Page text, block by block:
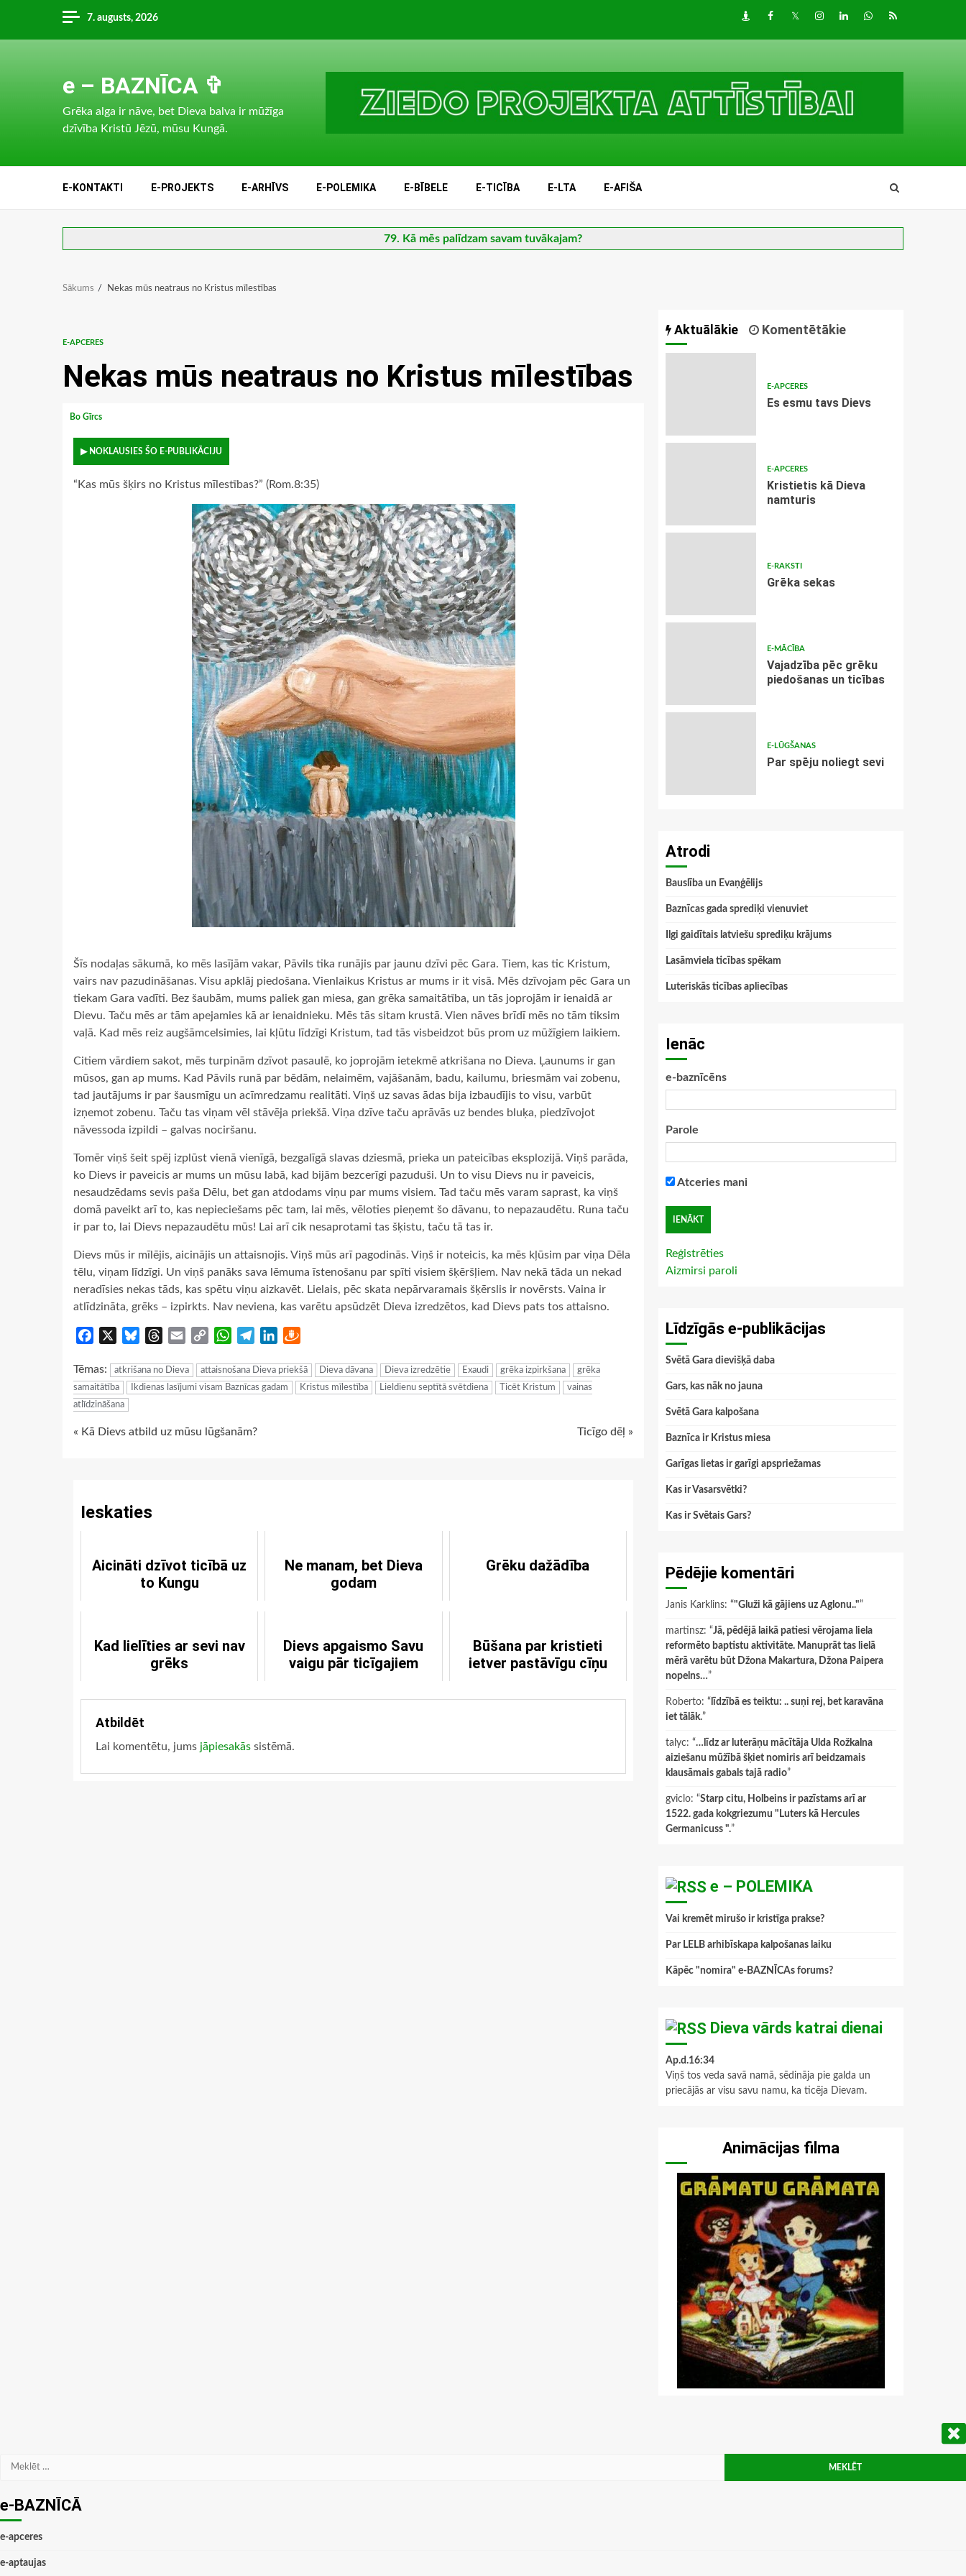
content
7. augusts, 2026 DraugiemFacebook
TwitterInstagram
LinkedInwhatsapp
RSS
e – BAZNĪCA ✞
Grēka alga ir nāve, bet Dieva balva ir mūžīga
dzīvība Kristū Jēzū, mūsu Kungā.
E-KONTAKTI E-PROJEKTS E-ARHĪVS E-POLEMIKA E-BĪBELE E-TICĪBA E-LTA E-AFIŠA
79. Kā mēs palīdzam savam tuvākajam?
Sākums Nekas mūs neatraus no Kristus mīlestības
E-APCERES
Nekas mūs neatraus no Kristus mīlestības
Bo Gīrcs
▶ NOKLAUSIES ŠO E-PUBLIKĀCIJU
“Kas mūs šķirs no Kristus mīlestības?” (Rom.8:35)
Šīs nodaļas sākumā, ko mēs lasījām vakar, Pāvils tika runājis par jaunu dzīvi pēc Gara. Tiem, kas tic Kristum,
vairs nav pazudināšanas. Visu apklāj piedošana. Vienlaikus Kristus ar mums ir it visā. Mēs dzīvojam pēc Gara un
tiekam Gara vadīti. Bez šaubām, mums paliek gan miesa, gan grēka samaitātība, un tās joprojām ir ienaidā ar
Dievu. Taču mēs ar tām apejamies kā ar ienaidnieku. Mēs tās sitam krustā. Vien nāves brīdī mēs no tām tiksim
vaļā. Kad mēs reiz augšāmcelsimies, lai kļūtu līdzīgi Kristum, tad tās visbeidzot būs prom uz mūžīgiem laikiem.
Citiem vārdiem sakot, mēs turpinām dzīvot pasaulē, ko joprojām ietekmē atkrišana no Dieva. Ļaunums ir gan
mūsos, gan ap mums. Kad Pāvils runā par bēdām, nelaimēm, vajāšanām, badu, kailumu, briesmām vai zobenu,
tad jautājums ir par šausmīgu un acīmredzamu realitāti. Viņš uz savas ādas bija izbaudījis to visu, varbūt
izņemot zobenu. Taču tas viņam vēl stāvēja priekšā. Viņa dzīve taču aprāvās uz bendes bluķa, piedzīvojot
nāvessoda izpildi – galvas nociršanu.
Tomēr viņš šeit spēj izplūst vienā vienīgā, bezgalīgā slavas dziesmā, prieka un pateicības eksplozijā. Viņš parāda,
ko Dievs ir paveicis ar mums un mūsu labā, kad bijām bezcerīgi pazuduši. Un to visu Dievs nu ir paveicis,
nesaudzēdams sevis paša Dēlu, bet gan atdodams viņu par mums visiem. Tad taču mēs varam saprast, ka viņš
domā paveikt arī to, kas nepieciešams pēc tam, lai mēs, vēloties pieņemt šo dāvanu, to nepazaudētu. Runa taču
ir par to, lai Dievs nepazaudētu mūs! Lai arī cik nesaprotami tas šķistu, taču tā tas ir.
Dievs mūs ir mīlējis, aicinājis un attaisnojis. Viņš mūs arī pagodinās. Viņš ir noteicis, ka mēs kļūsim par viņa Dēla
tēlu, viņam līdzīgi. Un viņš panāks sava lēmuma īstenošanu par spīti visiem šķēršļiem. Nav nekā tāda un nekad
neradīsies nekas tāds, kas spētu viņu aizkavēt. Lielais, pēc skata nepārvaramais šķērslis ir novērsts. Vaina ir
atlīdzināta, grēks – izpirkts. Nav neviena, kas varētu apsūdzēt Dieva izredzētos, kad Dievs pats tos attaisno.
Facebook BlueskyThreads
Email
Copy
WhatsApp
TelegramLinkedIn
Tēmas: atkrišana no Dieva attaisnošana Dieva priekšā Dieva dāvana Dieva izredzētie Exaudi grēka izpirkšana
grēka
samaitātība
Ikdienas lasījumi visam Baznīcas gadam Kristus mīlestība Lieldienu septītā svētdiena Ticēt Kristum
vainas
atlīdzināšana
Continue
« Kā Dievs atbild uz mūsu lūgšanām? Ticīgo dēļ »
Ieskaties
Aicināti dzīvot ticībā uz
to Kungu
Ne manam, bet Dieva
godam
Grēku dažādība
Kad lielīties ar sevi nav
grēks
Dievs apgaismo Savu
vaigu pār ticīgajiem
Būšana par kristieti
ietver pastāvīgu cīņu
Atbildēt
Lai komentētu, jums jāpiesakās sistēmā.
Aktuālākie Komentētākie
E-APCERES
Es esmu tavs Dievs
E-APCERES
Kristietis kā Dieva
namturis
E-RAKSTI
Grēka sekas
E-MĀCĪBA
Vajadzība pēc grēku
piedošanas un ticības
E-LŪGŠANAS
Par spēju noliegt sevi
Atrodi
Bauslība un Evaņģēlijs
Baznīcas gada sprediķi vienuviet
Ilgi gaidītais latviešu sprediķu krājums
Lasāmviela ticības spēkam
Luteriskās ticības apliecības
Ienāc
e-baznīcēns
Parole
Atceries mani
Reģistrēties
Aizmirsi paroli
Līdzīgās e-publikācijas
Svētā Gara dievišķā daba
Gars, kas nāk no jauna
Svētā Gara kalpošana
Baznīca ir Kristus miesa
Garīgas lietas ir garīgi apspriežamas
Kas ir Vasarsvētki?
Kas ir Svētais Gars?
Pēdējie komentāri
Janis Karklins: “"Gluži kā gājiens uz Aglonu.."”
martinsz: “Jā, pēdējā laikā patiesi vērojama liela
reformēto baptistu aktivitāte. Manuprāt tas lielā
mērā varētu būt Džona Makartura, Džona Paipera
nopelns…”
Roberto: “ līdzībā es teiktu: .. suņi rej, bet karavāna
iet tālāk.”
talyc: “…līdz ar luterāņu mācītāja Ulda Rožkalna
aiziešanu mūžībā šķiet nomiris arī beidzamais
klausāmais gabals tajā radio”
gviclo: “Starp citu, Holbeins ir pazīstams arī ar
1522. gada kokgriezumu "Luters kā Hercules
Germanicuss ".”
e – POLEMIKA
Vai kremēt mirušo ir kristīga prakse?
Par LELB arhibīskapa kalpošanas laiku
Kāpēc "nomira" e-BAZNĪCAs forums?
Dieva vārds katrai dienai
Ap.d.16:34
Viņš tos veda savā namā, sēdināja pie galda un
priecājās ar visu savu namu, ka ticēja Dievam.
Animācijas filma
Meklēt:
e-BAZNĪCĀ
e-apceres
e-aptaujas